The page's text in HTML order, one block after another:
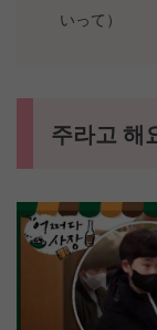
いって）
주라고 해